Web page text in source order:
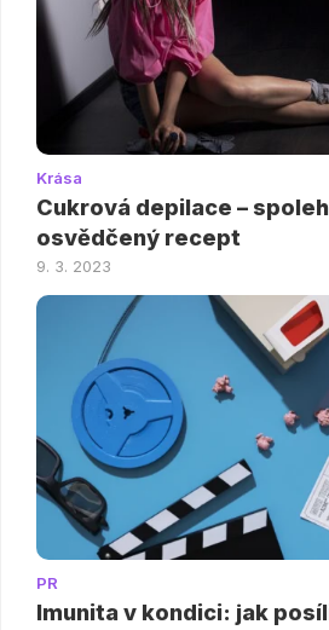
Krása
Cukrová depilace –
osvědčený recept
9. 3. 2023
PR
Imunita v kondici: jak